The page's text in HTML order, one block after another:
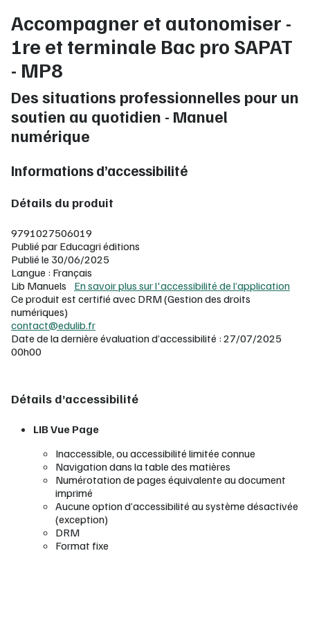
Accompagner et autonomiser -
1re et terminale Bac pro SAPAT
- MP8
Des situations professionnelles pour un
soutien au quotidien - Manuel
numérique
Informations d’accessibilité
Détails du produit
9791027506019
Publié par Educagri éditions
Publié le 30/06/2025
Langue : Français
Lib Manuels
En savoir plus sur l'accessibilité de l’application
Ce produit est certifié avec DRM (Gestion des droits
numériques)
contact@edulib.fr
Date de la dernière évaluation d’accessibilité : 27/07/2025
00h00
Détails d’accessibilité
LIB Vue Page
Inaccessible, ou accessibilité limitée connue
Navigation dans la table des matières
Numérotation de pages équivalente au document
imprimé
Aucune option d’accessibilité au système désactivée
(exception)
DRM
Format fixe